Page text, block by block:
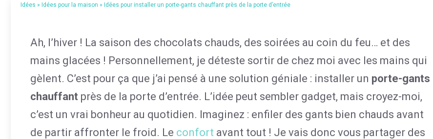
Idées » Idées pour la maison » Idées pour installer un porte-gants chauffant près de la porte d’entrée
Ah, l’hiver ! La saison des chocolats chauds, des soirées au coin du feu… et des
mains glacées ! Personnellement, je déteste sortir de chez moi avec les mains qui
gèlent. C’est pour ça que j’ai pensé à une solution géniale : installer un porte-gants
chauffant près de la porte d’entrée. L’idée peut sembler gadget, mais croyez-moi,
c’est un vrai bonheur au quotidien. Imaginez : enfiler des gants bien chauds avant
de partir affronter le froid. Le confort avant tout ! Je vais donc vous partager des